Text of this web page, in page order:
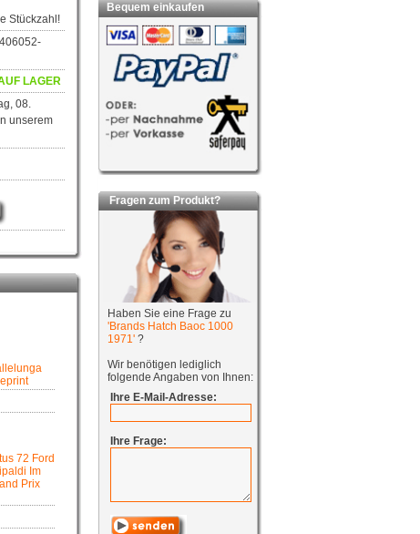
Stückzahl!
LAGER
08.
unserem
72 Ford
Im
Prix
Bequem einkaufen
Fragen zum Produkt?
Haben Sie eine Frage zu
'Brands Hatch Baoc 1000
1971' ?
Wir benötigen lediglich
folgende Angaben von Ihnen:
Ihre E-Mail-Adresse:
Ihre Frage: